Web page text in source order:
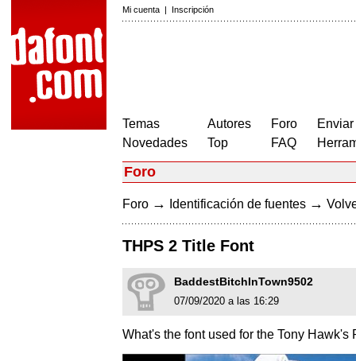
Mi cuenta | Inscripción
Temas
Novedades
Autores
Top
Foro
FAQ
Foro
Foro → Identificación de fuentes →
THPS 2 Title Font
BaddestBitchInTown9502
07/09/2020 a las 16:29
What's the font used for the Tony Hawk's